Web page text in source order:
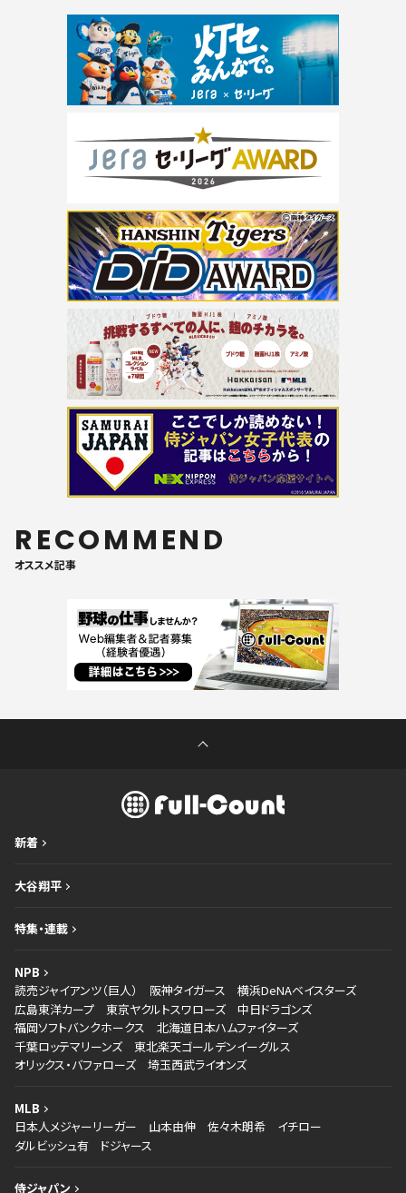
RECOMMEND
オススメ記事
新着
大谷翔平
特集・連載
NPB
読売ジャイアンツ（巨人）
阪神タイガース
横浜DeNAベイスターズ
広島東洋カープ
東京ヤクルトスワローズ
中日ドラゴンズ
福岡ソフトバンクホークス
北海道日本ハムファイターズ
千葉ロッテマリーンズ
東北楽天ゴールデンイーグルス
オリックス・バファローズ
埼玉西武ライオンズ
MLB
日本人メジャーリーガー
山本由伸 佐々木朗希
イチロー
ダルビッシュ有
ドジャース
侍ジャパン